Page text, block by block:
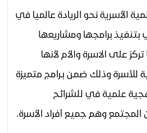
الأسرية نحو الريادة عالميا في
بتنفيذ برامجها ومشاريعها
على الاسرة والأم لأنها
للأسرة وذلك ضمـن بـرامج متميزة
علمية في للشرائح
وهم جميع أفراد الأسرة.